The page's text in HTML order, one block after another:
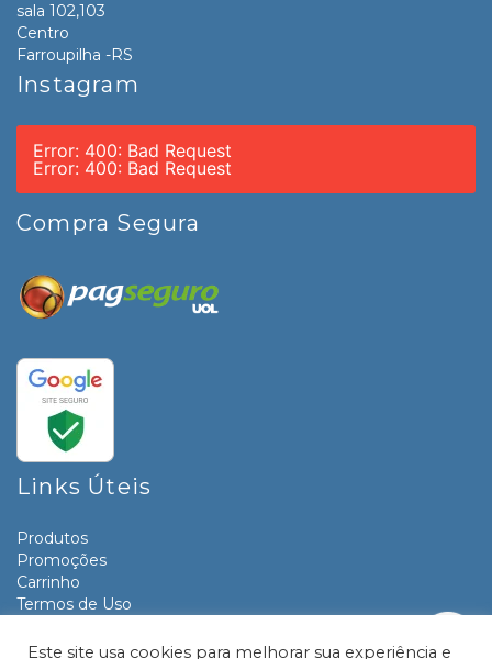
sala 102,103
Centro
Farroupilha -RS
Instagram
Error: 400: Bad Request
Error: 400: Bad Request
Compra Segura
Links Úteis
Produtos
Promoções
Carrinho
Termos de Uso
Contato
Este site usa cookies para melhorar sua experiência e